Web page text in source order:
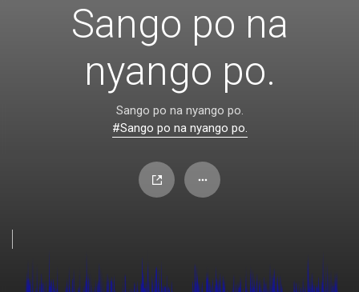
Sango po na
nyango po.
Sango po na nyango po.
#Sango po na nyango po.